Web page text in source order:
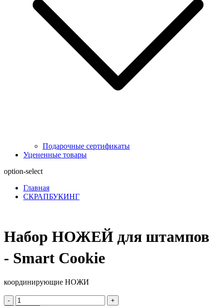
Подарочные сертификаты
Уцененные товары
option-select
Главная
СКРАПБУКИНГ
Набор НОЖЕЙ для штампов
- Smart Cookie
координирующие НОЖИ
-
+